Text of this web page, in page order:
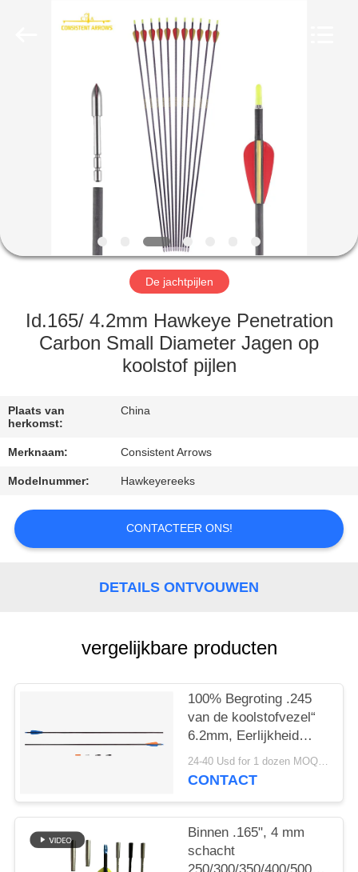
PRODUCTEN
ONGEVEER
FABRIEKSREIS
KWALITEITSCONTROLE
CONTACTEER
EEN
CITAAT
De jachtpijlen
Id.165/ 4.2mm Hawkeye Penetration
Carbon Small Diameter Jagen op
koolstof pijlen
Plaats van
herkomst:
China
Merknaam: Consistent Arrows
Modelnummer: Hawkeyereeks
CONTACTEER ONS!
DETAILS ONTVOUWEN
vergelijkbare producten
100% Begroting .245
van de koolstofvezel“
6.2mm, Eerlijkheid
.003-.001“ Stekel
250/300/340/400/500
24-40 Usd for 1 dozen MOQ:2 dozens
CONTACT
Binnen .165", 4 mm
schacht